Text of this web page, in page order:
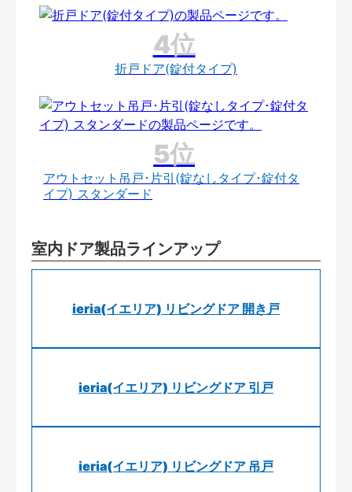
折戸ドア(錠付タイプ)
アウトセット吊戸･片引(錠なしタイプ･錠付タ
イプ) スタンダード
室内ドア製品ラインアップ
ieria(イエリア) リビングドア 開き戸
ieria(イエリア) リビングドア 引戸
ieria(イエリア) リビングドア 吊戸